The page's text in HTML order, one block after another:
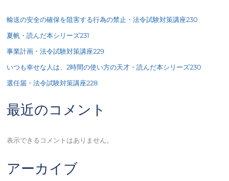
輸送の安全の確保を阻害する行為の禁止・法令試験対策講座230
夏帆・読んだ本シリーズ231
事業計画・法令試験対策講座229
いつも幸せな人は、2時間の使い方の天才・読んだ本シリーズ230
選任届・法令試験対策講座228
最近のコメント
表示できるコメントはありません。
アーカイブ